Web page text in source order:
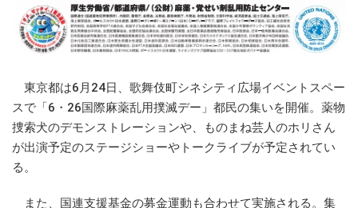
東京都は6月24日、歌舞伎町シネシティ広場イベントスペー
スで「6・26国際麻薬乱用撲滅デー」都民の集いを開催。薬物
捜索犬のデモンストレーションや、ものまね芸人のホリさん
が出演予定のステージショーやトークライブが予定されてい
る。
また、国連支援基金の募金運動も合わせて実施される。集